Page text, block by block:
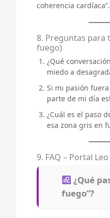
coherencia cardíaca”.
8. Preguntas para
fuego)
¿Qué
miedo a
Si mi pasión
parte de mi día
¿Cuál es el paso
esa zona gris en
9. FAQ – Portal Leo
¿Qué
fuego”?